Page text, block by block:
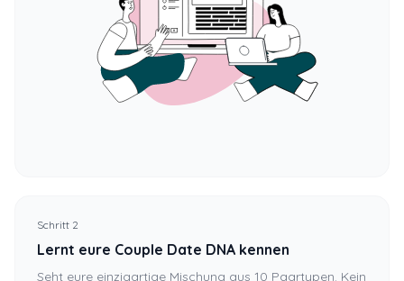
Schritt 2
Lernt eure Couple Date DNA kennen
Seht eure einzigartige Mischung aus 10 Paartypen. Kein